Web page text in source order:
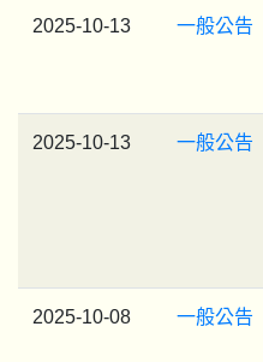
2025-10-13 一般公告
2025-10-13 一般公告
2025-10-08 一般公告